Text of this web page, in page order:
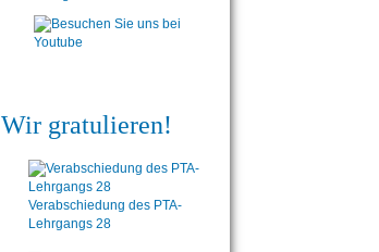
Wir gratulieren!
Verabschiedung des PTA-
Lehrgangs 28